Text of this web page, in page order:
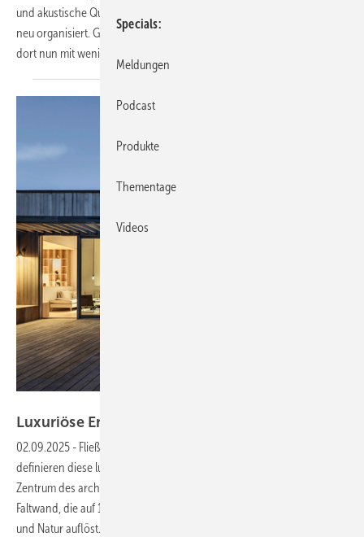
und akustische Qualität gerecht zu werden, wurde das Obergeschoss
neu organisiert. Gläserne Trennwandsysteme von Solarlux erlauben
dort nun mit wenigen Handgriffen eine variable
Luxuriöse Entgrenzung
02.09.2025 - Fließende Übergänge zwischen drinnen und draußen
definieren diese luxuriöse Ferienvilla im schwedischen Villshärad. Im
Zentrum des architektonischen Konzepts: eine beeindruckende Glas-
Faltwand, die auf 13 Quadratmetern die Grenzen zwischen Wohnraum
und Natur auflöst.
Specials
Meldungen
Podcast
Produkte
Thementage
Videos